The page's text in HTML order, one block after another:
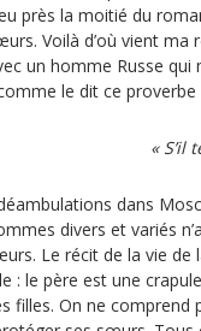
près la moitié du
Voilà d’où vient ma
un homme Russe
le dit ce proverbe
« S’il
dans
divers et variés
Le récit de la vie de
: le père est une
filles. On ne comprend